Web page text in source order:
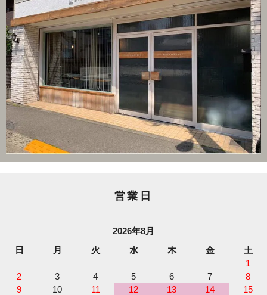
営業日
2026年8月
日
月 火 水 木 金
土
1
2
3 4 5 6 7
8
9
10 11 12 13 14
15